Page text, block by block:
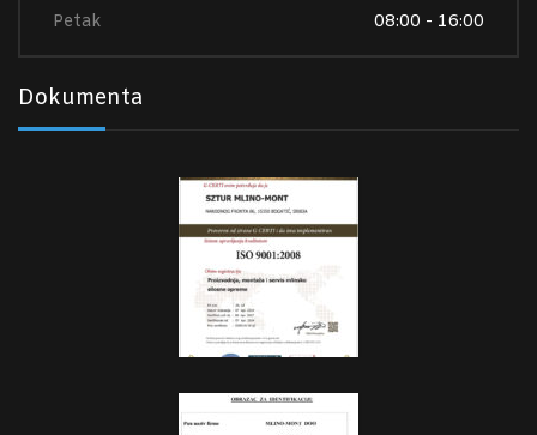
Petak
08:00 - 16:00
Dokumenta